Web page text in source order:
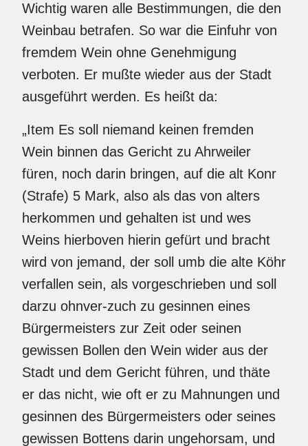
Wichtig waren alle Bestimmungen, die den
Weinbau betrafen. So war die Einfuhr von
fremdem Wein ohne Genehmigung
verboten. Er mußte wieder aus der Stadt
ausgeführt werden. Es heißt da:
„Item Es soll niemand keinen fremden
Wein binnen das Gericht zu Ahrweiler
füren, noch darin bringen, auf die alt Konr
(Strafe) 5 Mark, also als das von alters
herkommen und gehalten ist und wes
Weins hierboven hierin gefürt und bracht
wird von jemand, der soll umb die alte Köhr
verfallen sein, als vorgeschrieben und soll
darzu ohnver-zuch zu gesinnen eines
Bürgermeisters zur Zeit oder seinen
gewissen Bollen den Wein wider aus der
Stadt und dem Gericht führen, und thäte
er das nicht, wie oft er zu Mahnungen und
gesinnen des Bürgermeisters oder seines
gewissen Bottens darin ungehorsam, und